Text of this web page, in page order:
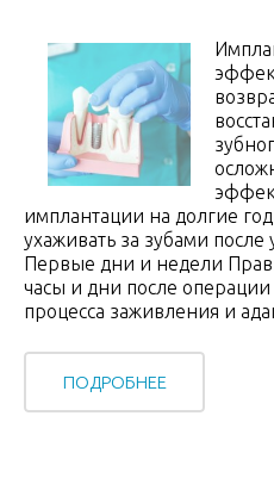
имплантации на долгие
ухаживать за зубами
Первые дни и недели
часы и дни после
процесса заживления и
ПОДРОБНЕЕ